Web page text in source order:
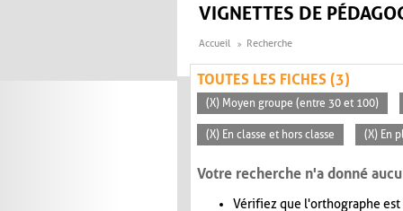
VIGNETTES DE
Accueil Recherche
TOUTES LES FICHES (3)
(X) Moyen groupe (entre 30 et 100)
(X) En classe et hors classe (X) En
Votre recherche n'a donné
Vérifiez que l'orthographe